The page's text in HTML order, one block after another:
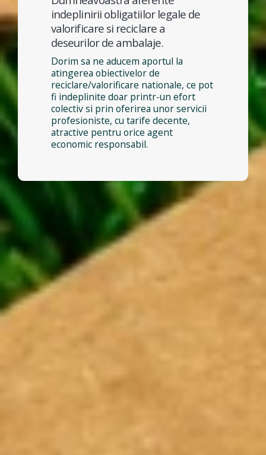
indeplinirii obligatiilor legale de
valorificare si reciclare a
deseurilor de ambalaje.
Dorim sa ne aducem aportul la
atingerea obiectivelor de
reciclare/valorificare nationale, ce pot
fi indeplinite doar printr-un efort
colectiv si prin oferirea unor servicii
profesioniste, cu tarife decente,
atractive pentru orice agent
economic responsabil.